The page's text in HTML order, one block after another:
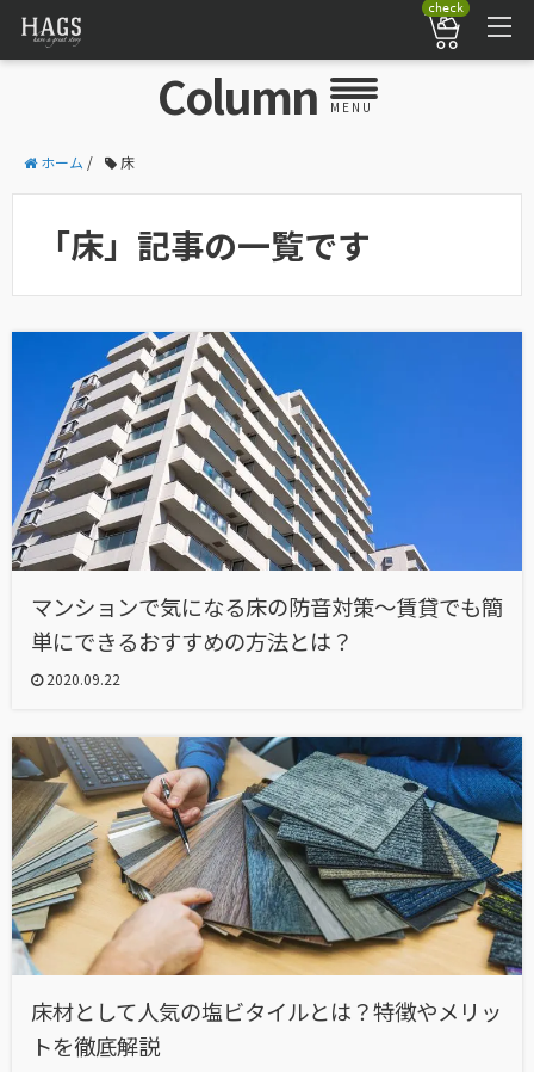
check
Column MENU
ホーム / 床
「床」記事の一覧です
マンションで気になる床の防音対策〜賃貸でも簡
単にできるおすすめの方法とは？
2020.09.22
床材として人気の塩ビタイルとは？特徴やメリッ
トを徹底解説